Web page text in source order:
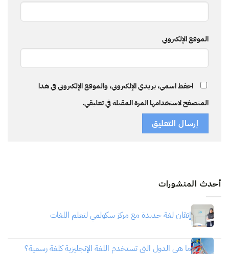
الموقع الإلكتروني
احفظ اسمي، بريدي الإلكتروني، والموقع الإلكتروني في هذا
المتصفح لاستخدامها المرة المقبلة في تعليقي.
أحدث المنشورات
إتقان لغة جديدة مع مركز سكولمي لتعلم اللغات
ما هي الدول التي تستخدم اللغة الإنجليزية كلغة رسمية؟